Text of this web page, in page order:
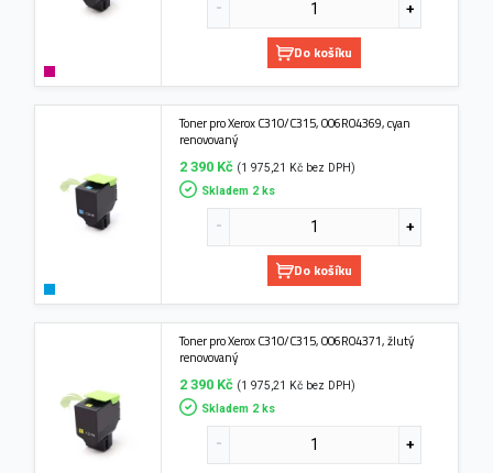
Do košíku
Toner pro Xerox C310/C315, 006R04369, cyan
renovovaný
2 390 Kč (1 975,21 Kč bez DPH)
Skladem 2 ks
Do košíku
Toner pro Xerox C310/C315, 006R04371, žlutý
renovovaný
2 390 Kč (1 975,21 Kč bez DPH)
Skladem 2 ks